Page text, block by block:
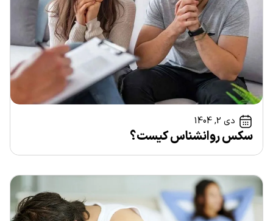
دی 2, 1404
سکس روانشناس کیست؟